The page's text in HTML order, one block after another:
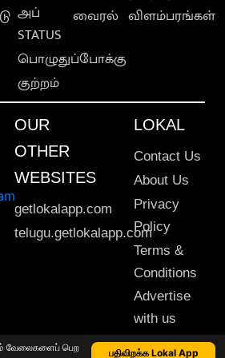
வேலைகளைப் பெற
பதிவிறக்க Lokal App
அப்
STATUS
பொழுதுப்போக்கு
குற்றம்
வைரல் விளம்பரங்கள்
OUR
OTHER
WEBSITES
getlokalapp.com
telugu.getlokalapp.com
LOKAL
Contact Us
About Us
Privacy
Policy
Terms &
Conditions
Advertise
with us
Sitemap
be published, transmitted, rewritten or redistributed. © 2020 Lokal App. All rights reserved.